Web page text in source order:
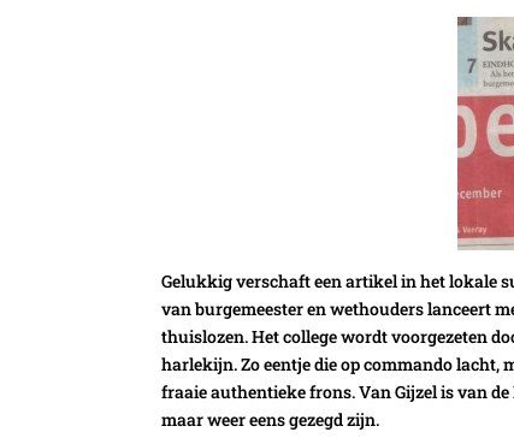
Gelukkig verschaft een artikel in het lokale
van burgemeester en wethouders lanceert
thuislozen. Het college wordt voorgezeten
harlekijn. Zo eentje die op commando
fraaie authentieke frons. Van Gijzel is van
maar weer eens gezegd zijn.